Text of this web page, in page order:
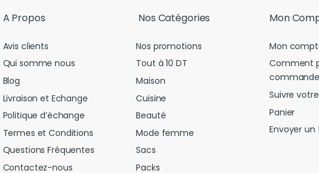
A Propos
Avis clients
Qui somme nous
Blog
Livraison et Echange
Politique d’échange
Termes et Conditions
Questions Fréquentes
Contactez-nous
Nos Catégories
Nos promotions
Tout à 10 DT
Maison
Cuisine
Beauté
Mode femme
Sacs
Packs
Mon
Mon
Comment
commande
Suivre
Panier
Envoyer un